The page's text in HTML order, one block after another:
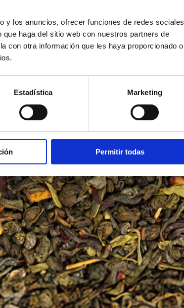
y los anuncios, ofrecer funciones de redes sociales
haga del sitio web con nuestros partners de
con otra información que les haya proporcionado o
Estadística Marketing
Permitir todas